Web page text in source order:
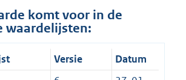
komt voor in de
waardelijsten:
Versie
Datum